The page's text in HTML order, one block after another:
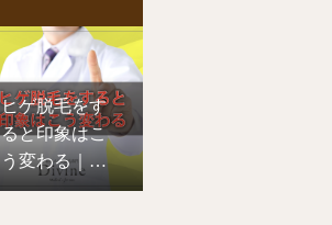
ヒゲ脱毛をす
ると印象はこ
う変わる｜ひ
げ脱毛専門愛